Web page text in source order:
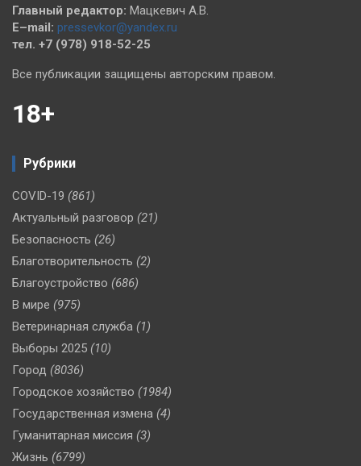
Главный редактор: Мацкевич А.В.
E–mail: pressevkor@yandex.ru
тел. +7 (978) 918-52-25
Все публикации защищены авторским правом.
18+
Рубрики
COVID-19 (861)
Актуальный разговор (21)
Безопасность (26)
Благотворительность (2)
Благоустройство (686)
В мире (975)
Ветеринарная служба (1)
Выборы 2025 (10)
Город (8036)
Городское хозяйство (1984)
Государственная измена (4)
Гуманитарная миссия (3)
Жизнь (6799)